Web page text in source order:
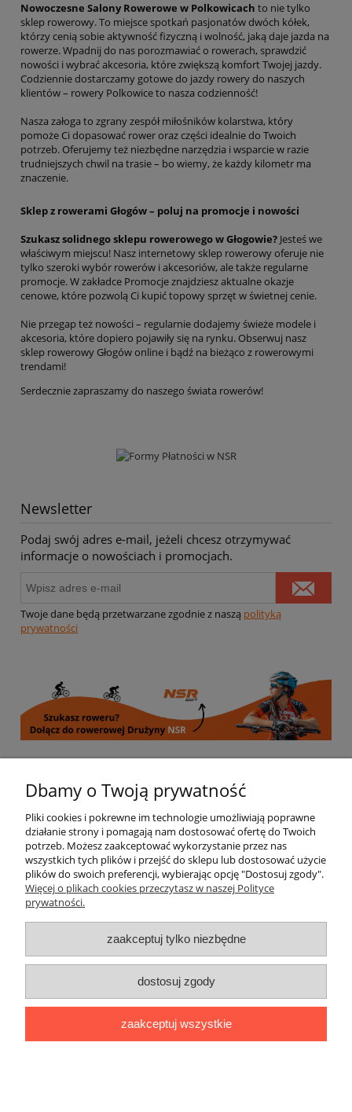
Nowoczesne Salony Rowerowe w Polkowicach to nie tylko
sklep rowerowy. To miejsce spotkań pasjonatów dwóch kółek,
którzy cenią sobie aktywność fizyczną i wolność, jaką daje jazda na
rowerze. Wpadnij do nas porozmawiać o rowerach, sprawdzić
nowości i wybrać akcesoria, które zwiększą komfort Twojej jazdy.
Codziennie dostarczamy gotowe do jazdy rowery do naszych
klientów – rowery Polkowice to nasza codzienność!
Nasza załoga to zgrany zespół miłośników kolarstwa, który
pomoże Ci dopasować rower oraz części idealnie do Twoich
potrzeb. Oferujemy też niezbędne narzędzia i wsparcie w razie
trudniejszych chwil na trasie – bo wiemy, że każdy kilometr ma
znaczenie.
Sklep z rowerami Głogów – poluj na promocje i nowości
Szukasz solidnego sklepu rowerowego w Głogowie? Jesteś we
właściwym miejscu! Nasz internetowy sklep rowerowy oferuje nie
tylko szeroki wybór rowerów i akcesoriów, ale także regularne
promocje. W zakładce Promocje znajdziesz aktualne okazje
cenowe, które pozwolą Ci kupić topowy sprzęt w świetnej cenie.
Nie przegap też nowości – regularnie dodajemy świeże modele i
akcesoria, które dopiero pojawiły się na rynku. Obserwuj nasz
sklep rowerowy Głogów online i bądź na bieżąco z rowerowymi
trendami!
Serdecznie zapraszamy do naszego świata rowerów!
Newsletter
Podaj swój adres e-mail, jeżeli chcesz otrzymywać
informacje o nowościach i promocjach.
Twoje dane będą przetwarzane zgodnie z naszą polityką
prywatności
Informacje
Moje konto
Płatności i dostawa
Kontakt
Społeczność
Saturna 37, 67-200 Głogów |sklep@nsrsport.pl
NIP: 6921137889 | REGON: 390919005
Dbamy o Twoją prywatność
Pliki cookies i pokrewne im technologie umożliwiają poprawne
działanie strony i pomagają nam dostosować ofertę do Twoich
potrzeb. Możesz zaakceptować wykorzystanie przez nas
wszystkich tych plików i przejść do sklepu lub dostosować użycie
plików do swoich preferencji, wybierając opcję "Dostosuj zgody".
Więcej o plikach cookies przeczytasz w naszej Polityce
prywatności.
zaakceptuj tylko niezbędne
dostosuj zgody
zaakceptuj wszystkie